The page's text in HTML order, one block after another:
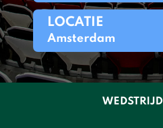
LOCATIE
Amsterdam
WEDSTRIJD